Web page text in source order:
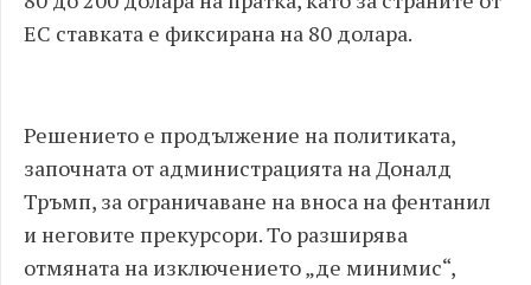
ЕС ставката е фиксирана на 80 долара.
Решението е продължение на политиката,
започната от администрацията на Доналд
Тръмп, за ограничаване на вноса на фентанил
и неговите прекурсори. То разширява
отмяната на изключението „де минимис“,